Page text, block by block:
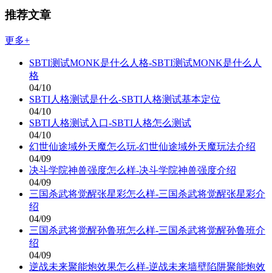
推荐文章
更多+
SBTI测试MONK是什么人格-SBTI测试MONK是什么人
格
04/10
SBTI人格测试是什么-SBTI人格测试基本定位
04/10
SBTI人格测试入口-SBTI人格怎么测试
04/10
幻世仙途域外天魔怎么玩-幻世仙途域外天魔玩法介绍
04/09
决斗学院神兽强度怎么样-决斗学院神兽强度介绍
04/09
三国杀武将觉醒张星彩怎么样-三国杀武将觉醒张星彩介
绍
04/09
三国杀武将觉醒孙鲁班怎么样-三国杀武将觉醒孙鲁班介
绍
04/09
逆战未来聚能炮效果怎么样-逆战未来墙壁陷阱聚能炮效